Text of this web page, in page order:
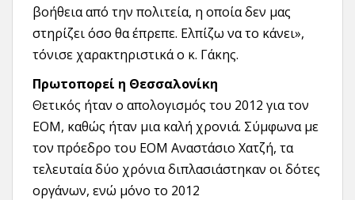
βοήθεια από την πολιτεία, η οποία δεν μας
στηρίζει όσο θα έπρεπε. Ελπίζω να το κάνει»,
τόνισε χαρακτηριστικά ο κ. Γάκης.
Πρωτοπορεί η Θεσσαλονίκη
Θετικός ήταν ο απολογισμός του 2012 για τον
ΕΟΜ, καθώς ήταν μια καλή χρονιά. Σύμφωνα με
τον πρόεδρο του ΕΟΜ Αναστάσιο Χατζή, τα
τελευταία δύο χρόνια διπλασιάστηκαν οι δότες
οργάνων, ενώ μόνο το 2012